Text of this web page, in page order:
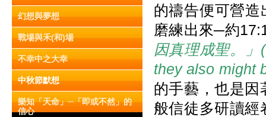
幻想與夢想
戰場與禾(和)場
不幸中之大幸
中秋節默想
樂知「天命」─「即或不然」的
信心
的禱告便可營
磨練出來─約
因真理成聖。」
they also might
的手藝，也是因
般信徒多研讀經